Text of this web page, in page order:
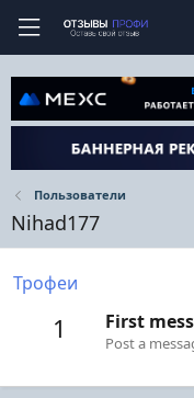
Пользователи
Nihad177
Трофеи
1 First
Post a